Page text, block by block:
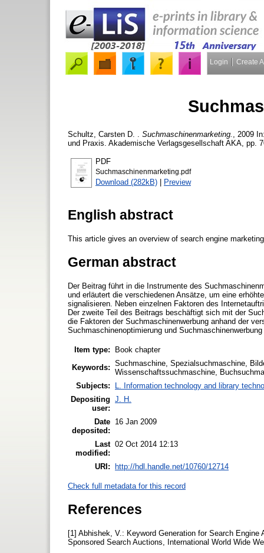
Login Create
Schultz, Carsten D. Suchmaschinenmarketing.
, 2009
und Praxis. Akademische Verlagsgesellschaft AKA, pp.
PDF
Suchmaschinenmarketing.pdf
Download (282kB) | Preview
English abstract
This article gives an overview of search engine
German abstract
Der Beitrag führt in die Instrumente des
und erläutert die verschiedenen Ansätze, um eine
signalisieren. Neben einzelnen Faktoren des
Der zweite Teil des Beitrags beschäftigt sich mit der
die Faktoren der Suchmaschinenwerbung anhand der
Suchmaschinenoptimierung und
Item type:
Book chapter
Keywords: Suchmaschine, Spezialsuchmaschine,
Wissenschaftssuchmaschine,
Subjects:
L. Information technology and library
Depositing
user:
J. H.
Date
deposited:
16 Jan 2009
Last
modified:
02 Oct 2014 12:13
URI: http://hdl.handle.net/10760/12714
Check full metadata for this record
References
[1] Abhishek, V.: Keyword Generation for Search
Sponsored Search Auctions, International World Wide